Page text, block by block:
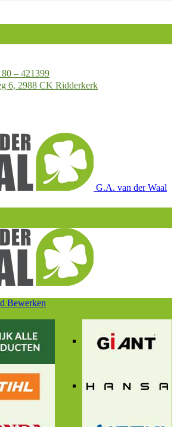
– 421399
6, 2988 CK Ridderkerk
G.A. van der Waal
Bewerken